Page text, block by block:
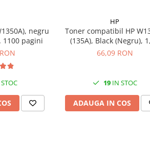
probleme şi butoanele şi
de imprimare intuitivă.
imprimantă laser care
negru
1100 pagini
HP
Toner compatibil HP
(135A), Black (Negru),
pagini
66,09 RON
19IN STOC
ADAUGA IN COS